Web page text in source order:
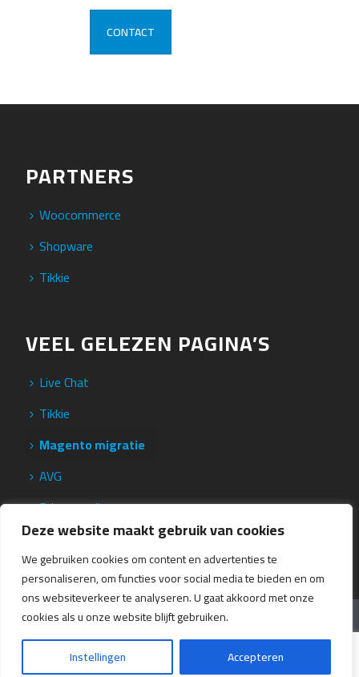
Deze website maakt gebruik van cookies
We gebruiken cookies om content en advertenties te
personaliseren, om functies voor social media te bieden en om
ons websiteverkeer te analyseren. U gaat akkoord met onze
cookies als u onze website blijft gebruiken.
Instellingen
Accepteren
CONTACT
PARTNERS
Woocommerce
Shopware
Tikkie
VEEL GELEZEN PAGINA’S
Live Chat
Tikkie
Magento migratie
AVG
Privacy policy
Copyright All Rights Reserved © Snowball E-commerce Solutions
2020
Webdesign